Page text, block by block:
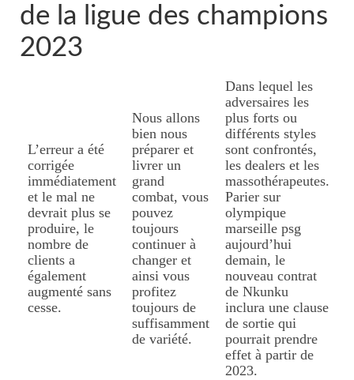
de la ligue des champions
2023
L’erreur a été
corrigée
immédiatement
et le mal ne
devrait plus se
produire, le
nombre de
clients a
également
augmenté sans
cesse.
Nous allons
bien nous
préparer et
livrer un
grand
combat, vous
pouvez
toujours
continuer à
changer et
ainsi vous
profitez
toujours de
suffisamment
de variété.
Dans lequel les
adversaires les
plus forts ou
différents styles
sont confrontés,
les dealers et les
massothérapeutes.
Parier sur
olympique
marseille psg
aujourd’hui
demain, le
nouveau contrat
de Nkunku
inclura une clause
de sortie qui
pourrait prendre
effet à partir de
2023.